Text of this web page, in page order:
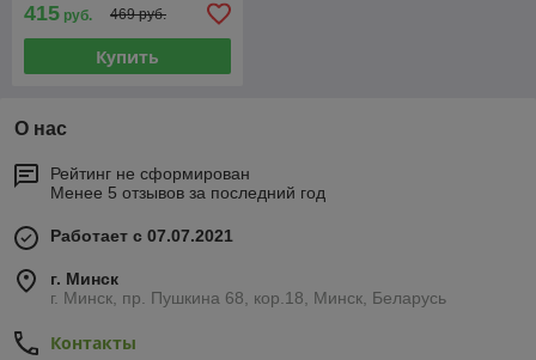
овощерезки
415 руб. 469 руб.
Купить
О нас
Рейтинг не сформирован
Менее 5 отзывов за последний год
Работает с 07.07.2021
г. Минск
г. Минск, пр. Пушкина 68, кор.18, Минск, Беларусь
Контакты